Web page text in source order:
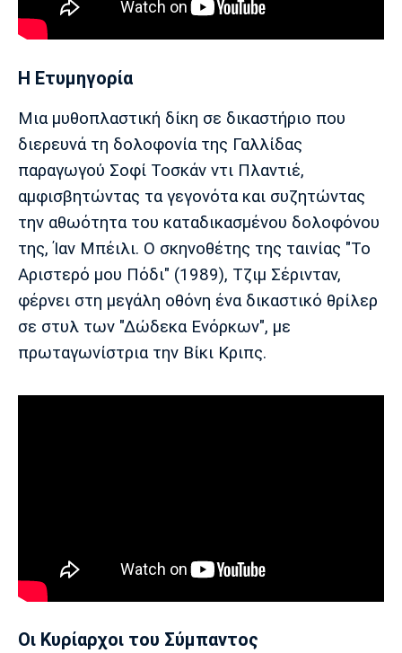
Η Ετυμηγορία
Μια μυθοπλαστική δίκη σε δικαστήριο που
διερευνά τη δολοφονία της Γαλλίδας
παραγωγού Σοφί Τοσκάν ντι Πλαντιέ,
αμφισβητώντας τα γεγονότα και συζητώντας
την αθωότητα του καταδικασμένου δολοφόνου
της, Ίαν Μπέιλι. Ο σκηνοθέτης της ταινίας "Το
Αριστερό μου Πόδι" (1989), Τζιμ Σέρινταν,
φέρνει στη μεγάλη οθόνη ένα δικαστικό θρίλερ
σε στυλ των "Δώδεκα Ενόρκων", με
πρωταγωνίστρια την Βίκι Κριπς.
Οι Κυρίαρχοι του Σύμπαντος